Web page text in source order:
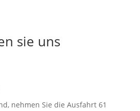
sie uns
nehmen Sie die Ausfahrt 61